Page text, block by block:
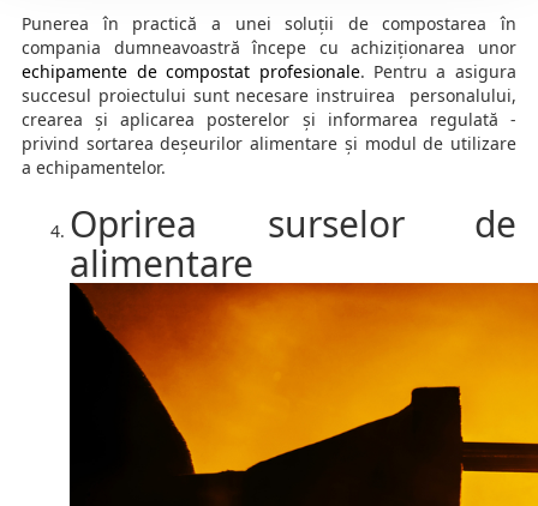
Punerea în practică a unei soluții de compostarea în
compania dumneavoastră începe cu achiziționarea unor
echipamente de compostat profesionale. Pentru a asigura
succesul proiectului sunt necesare instruirea personalului,
crearea și aplicarea posterelor și informarea regulată -
privind sortarea deșeurilor alimentare și modul de utilizare
a echipamentelor.
Oprirea surselor de
alimentare